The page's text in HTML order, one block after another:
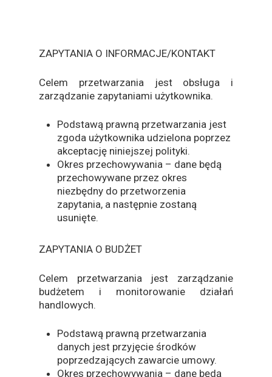
ZAPYTANIA O INFORMACJE/KONTAKT
Celem przetwarzania jest obsługa i
zarządzanie zapytaniami użytkownika.
Podstawą prawną przetwarzania jest
zgoda użytkownika udzielona poprzez
akceptację niniejszej polityki.
Okres przechowywania – dane będą
przechowywane przez okres
niezbędny do przetworzenia
zapytania, a następnie zostaną
usunięte.
ZAPYTANIA O BUDŻET
Celem przetwarzania jest zarządzanie
budżetem i monitorowanie działań
handlowych.
Podstawą prawną przetwarzania
danych jest przyjęcie środków
poprzedzających zawarcie umowy.
Okres przechowywania – dane będą